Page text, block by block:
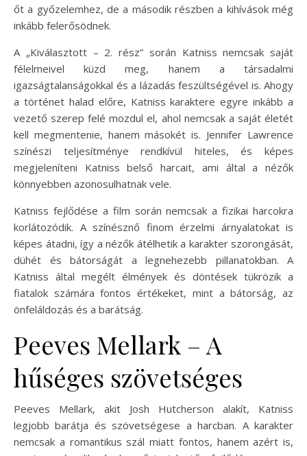
őt a győzelemhez, de a második részben a kihívások még
inkább felerősödnek.
A „Kiválasztott – 2. rész” során Katniss nemcsak saját
félelmeivel küzd meg, hanem a társadalmi
igazságtalanságokkal és a lázadás feszültségével is. Ahogy
a történet halad előre, Katniss karaktere egyre inkább a
vezető szerep felé mozdul el, ahol nemcsak a saját életét
kell megmentenie, hanem másokét is. Jennifer Lawrence
színészi teljesítménye rendkívül hiteles, és képes
megjeleníteni Katniss belső harcait, ami által a nézők
könnyebben azonosulhatnak vele.
Katniss fejlődése a film során nemcsak a fizikai harcokra
korlátozódik. A színésznő finom érzelmi árnyalatokat is
képes átadni, így a nézők átélhetik a karakter szorongását,
dühét és bátorságát a legnehezebb pillanatokban. A
Katniss által megélt élmények és döntések tükrözik a
fiatalok számára fontos értékeket, mint a bátorság, az
önfeláldozás és a barátság.
Peeves Mellark – A
hűséges szövetséges
Peeves Mellark, akit Josh Hutcherson alakít, Katniss
legjobb barátja és szövetségese a harcban. A karakter
nemcsak a romantikus szál miatt fontos, hanem azért is,